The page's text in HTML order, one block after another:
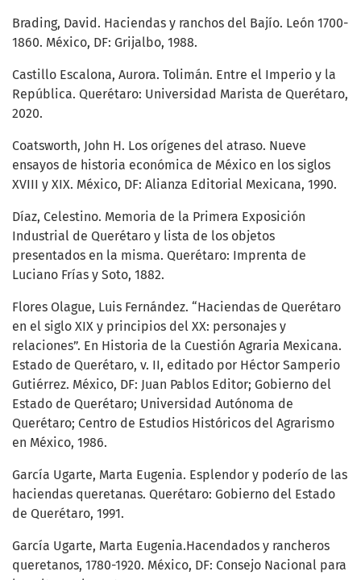
Brading, David. Haciendas y ranchos del Bajío. León 1700-
1860. México, DF: Grijalbo, 1988.
Castillo Escalona, Aurora. Tolimán. Entre el Imperio y la
República. Querétaro: Universidad Marista de Querétaro,
2020.
Coatsworth, John H. Los orígenes del atraso. Nueve
ensayos de historia económica de México en los siglos
XVIII y XIX. México, DF: Alianza Editorial Mexicana, 1990.
Díaz, Celestino. Memoria de la Primera Exposición
Industrial de Querétaro y lista de los objetos
presentados en la misma. Querétaro: Imprenta de
Luciano Frías y Soto, 1882.
Flores Olague, Luis Fernández. “Haciendas de Querétaro
en el siglo XIX y principios del XX: personajes y
relaciones”. En Historia de la Cuestión Agraria Mexicana.
Estado de Querétaro, v. II, editado por Héctor Samperio
Gutiérrez. México, DF: Juan Pablos Editor; Gobierno del
Estado de Querétaro; Universidad Autónoma de
Querétaro; Centro de Estudios Históricos del Agrarismo
en México, 1986.
García Ugarte, Marta Eugenia. Esplendor y poderío de las
haciendas queretanas. Querétaro: Gobierno del Estado
de Querétaro, 1991.
García Ugarte, Marta Eugenia.Hacendados y rancheros
queretanos, 1780-1920. México, DF: Consejo Nacional para